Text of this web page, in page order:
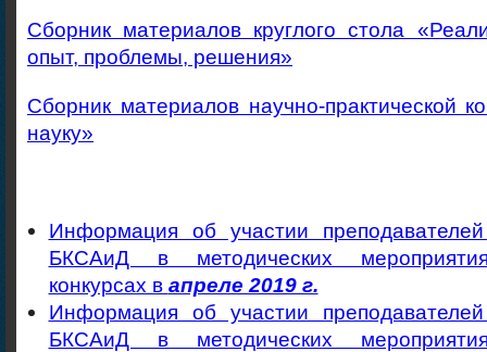
Сборник материалов круглого стола
опыт, проблемы, решения»
Сборник материалов научно-практической
науку»
Информация об участии
БКСАиД в методических
конкурсах в апреле 2019 г.
Информация об участии
БКСАиД в методических